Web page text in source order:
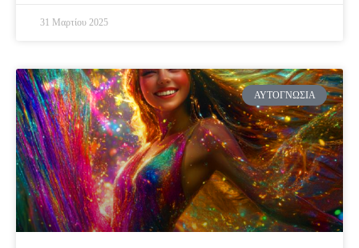
31 Μαρτίου 2025
ΑΥΤΟΓΝΩΣΊΑ